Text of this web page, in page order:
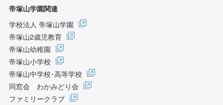
帝塚山学園関連
学校法人 帝塚山学園
帝塚山2歳児教育
帝塚山幼稚園
帝塚山小学校
帝塚山中学校･高等学校
同窓会 わかみどり会
ファミリークラブ